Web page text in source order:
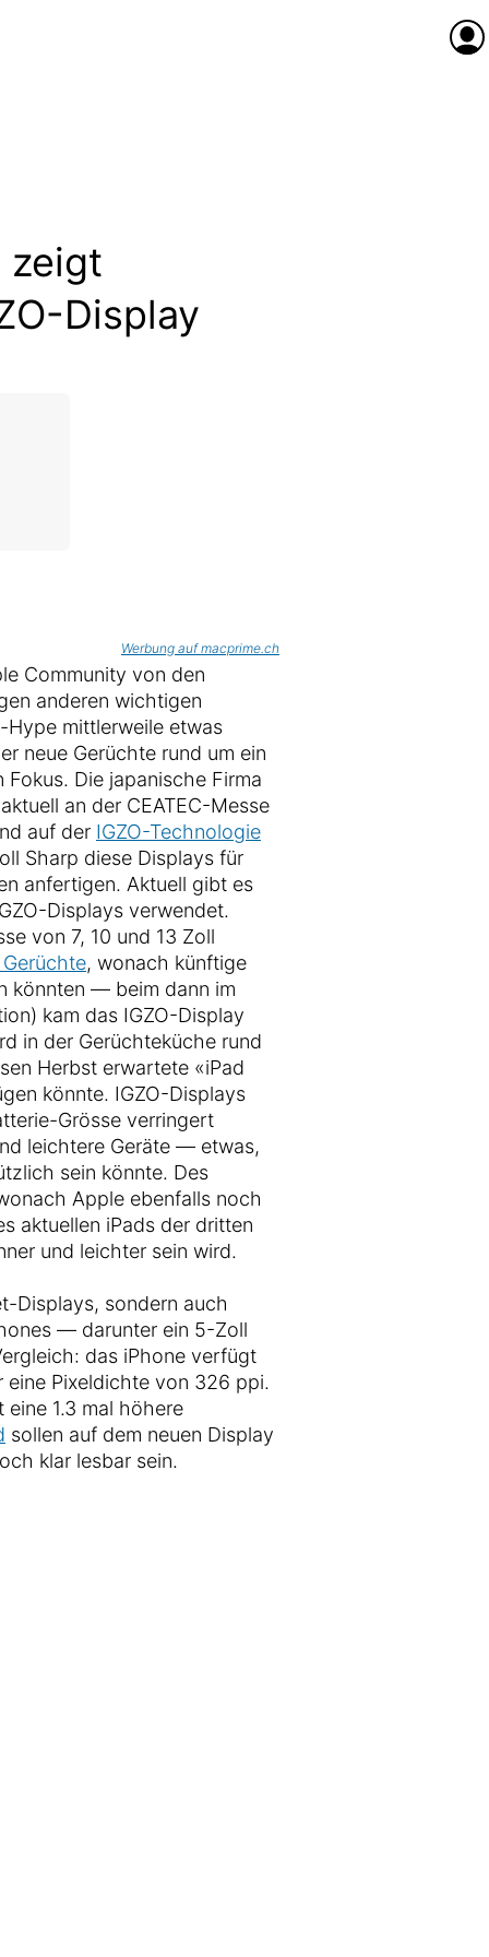
zeigt
Display
Werbung auf macprime.ch
Community von den
anderen wichtigen
Hype mittlerweile etwas
neue Gerüchte rund um ein
Fokus. Die japanische Firma
an der CEATEC-Messe
auf der IGZO-Technologie
Sharp diese Displays für
anfertigen. Aktuell gibt es
Displays verwendet.
von 7, 10 und 13 Zoll
, wonach künftige
könnten — beim dann im
kam das IGZO-Display
in der Gerüchteküche rund
Herbst erwartete «iPad
könnte. IGZO-Displays
Grösse verringert
leichtere Geräte — etwas,
sein könnte. Des
Apple ebenfalls noch
aktuellen iPads der dritten
und leichter sein wird.
Displays, sondern auch
— darunter ein 5-Zoll
das iPhone verfügt
eine Pixeldichte von 326 ppi.
1.3 mal höhere
sollen auf dem neuen Display
klar lesbar sein.